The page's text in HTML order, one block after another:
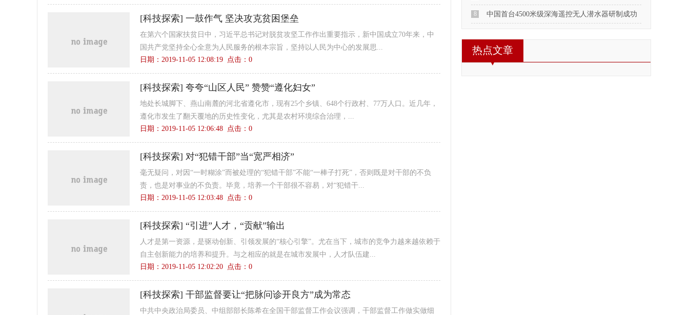
[科技探索] 一鼓作气 坚决攻克贫困堡垒
在第六个国家扶贫日中，习近平总书记对脱贫攻坚工作作出重要指示，新中国成立70年来，中
国共产党坚持全心全意为人民服务的根本宗旨，坚持以人民为中心的发展思...
日期：2019-11-05 12:08:19 点击： 0
[科技探索] 夸夸“山区人民” 赞赞“遵化妇女”
地处长城脚下、燕山南麓的河北省遵化市，现有25个乡镇、648个行政村、77万人口。近几年，
遵化市发生了翻天覆地的历史性变化，尤其是农村环境综合治理，...
日期：2019-11-05 12:06:48 点击： 0
[科技探索] 对“犯错干部”当“宽严相济”
毫无疑问，对因“一时糊涂”而被处理的“犯错干部”不能“一棒子打死”，否则既是对干部的不负
责，也是对事业的不负责。毕竟，培养一个干部很不容易，对“犯错干...
日期：2019-11-05 12:03:48 点击： 0
[科技探索] “引进”人才，“贡献”输出
人才是第一资源，是驱动创新、引领发展的“核心引擎”。尤在当下，城市的竞争力越来越依赖于
自主创新能力的培养和提升。与之相应的就是在城市发展中，人才队伍建...
日期：2019-11-05 12:02:20 点击： 0
[科技探索] 干部监督要让“把脉问诊开良方”成为常态
中共中央政治局委员、中组部部长陈希在全国干部监督工作会议强调，干部监督工作做实做细
8 中国首台4500米级深海遥控无人潜水器研制成功
热点文章